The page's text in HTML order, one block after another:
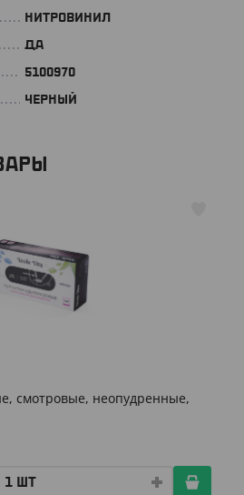
НИТРОВИНИЛ
ДА
5100970
ЧЕРНЫЙ
смотровые, неопудренные,